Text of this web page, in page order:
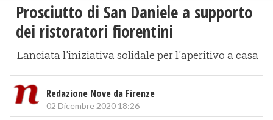
Prosciutto di San Daniele a supporto
dei ristoratori fiorentini
Lanciata l'iniziativa solidale per l'aperitivo a casa
Redazione Nove da Firenze
02 Dicembre 2020 18:26